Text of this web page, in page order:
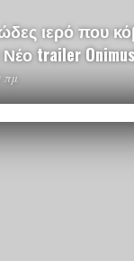
ιερό που
trailer
πμ